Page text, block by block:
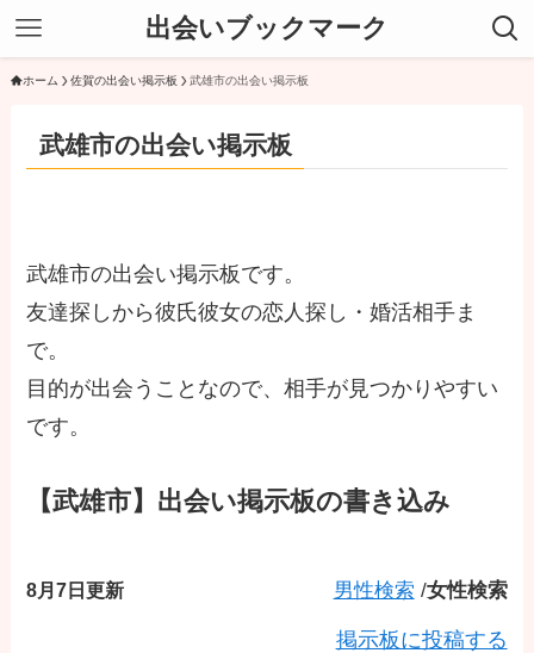
出会いブックマーク
ホーム 佐賀の出会い掲示板 武雄市の出会い掲示板
武雄市の出会い掲示板
武雄市の出会い掲示板です。
友達探しから彼氏彼女の恋人探し・婚活相手ま
で。
目的が出会うことなので、相手が見つかりやすい
です。
【武雄市】出会い掲示板の書き込み
8月7日更新 男性検索 /女性検索
掲示板に投稿する